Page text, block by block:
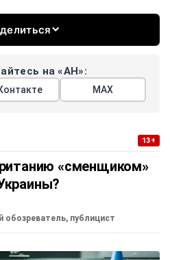
на «АН»:
МАХ
13+
«сменщиком»
обозреватель, публицист